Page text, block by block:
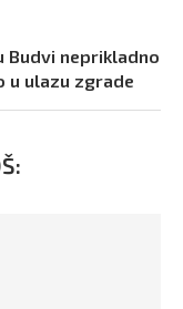
Budvi neprikladno
u ulazu zgrade